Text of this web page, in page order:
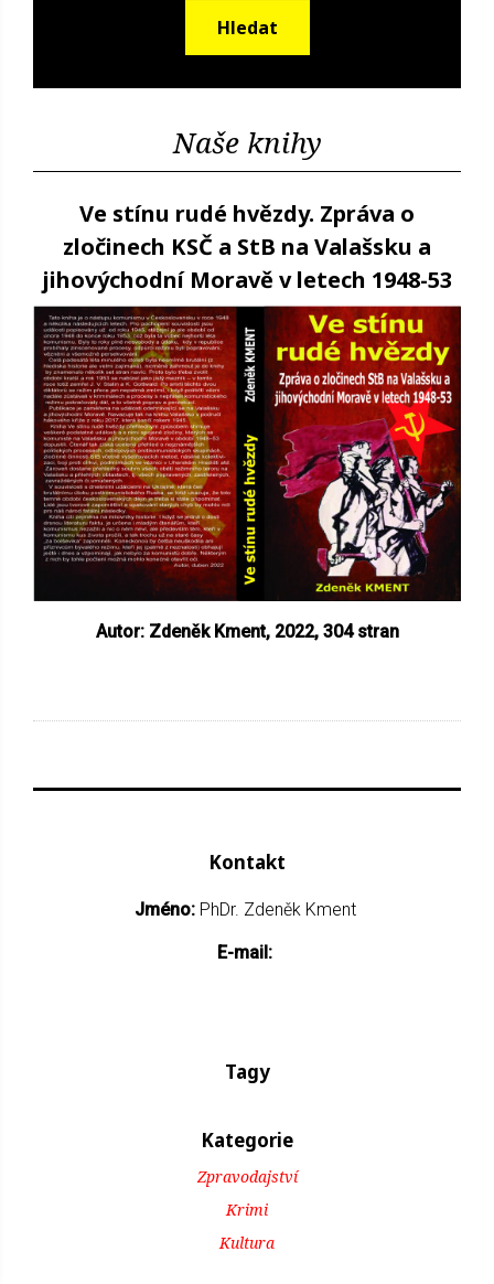
Hledat
Naše knihy
Ve stínu rudé hvězdy. Zpráva o
zločinech KSČ a StB na Valašsku a
jihovýchodní Moravě v letech 1948-53
Autor: Zdeněk Kment, 2022, 304 stran
Kontakt
Jméno: PhDr. Zdeněk Kment
E-mail:
Tagy
Kategorie
Zpravodajství
Krimi
Kultura